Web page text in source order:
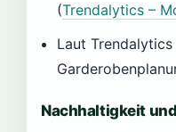
(Trendalytics –
Laut
Nachhaltigkeit